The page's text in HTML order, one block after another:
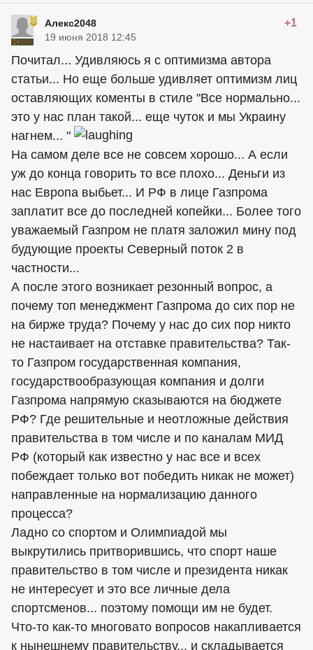
Алекс2048 +1
19 июня 2018 12:45
Почитал... Удивляюсь я с оптимизма автора
статьи... Но еще больше удивляет оптимизм лиц
оставляющих коменты в стиле "Все нормально...
это у нас план такой... еще чуток и мы Украину
нагнем... "
На самом деле все не совсем хорошо... А если
уж до конца говорить то все плохо... Деньги из
нас Европа выбьет... И РФ в лице Газпрома
заплатит все до последней копейки... Более того
уважаемый Газпром не платя заложил мину под
будующие проекты Северный поток 2 в
частности...
А после этого возникает резонный вопрос, а
почему топ менеджмент Газпрома до сих пор не
на бирже труда? Почему у нас до сих пор никто
не настаивает на отставке правительства? Так-
то Газпром государственная компания,
государствообразующая компания и долги
Газпрома напрямую сказываются на бюджете
РФ? Где решительные и неотложные действия
правительства в том числе и по каналам МИД
РФ (который как известно у нас все и всех
побеждает только вот победить никак не может)
направленные на нормализацию данного
процесса?
Ладно со спортом и Олимпиадой мы
выкрутились притворившись, что спорт наше
правительство в том числе и президента никак
не интересует и это все личные дела
спортсменов... поэтому помощи им не будет.
Что-то как-то многовато вопросов накапливается
к нынешнему правительству... и складывается